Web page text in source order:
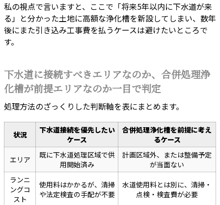
私の視点で言いますと、ここで「将来5年以内に下水道が来
る」と分かった土地に高額な浄化槽を新設してしまい、数年
後にまた引き込み工事費を払うケースは避けたいところで
す。
下水道に接続すべきエリアなのか、合併処理浄
化槽が前提エリアなのか一目で判定
処理方法のざっくりした判断軸を表にまとめます。
状況
下水道接続を優先したい
ケース
合併処理浄化槽を前提に考え
るケース
エリア
既に下水道処理区域で供
用開始済み
計画区域外、または整備予定
が当面ない
ランニ
ングコ
スト
使用料はかかるが、清掃
や法定検査の手配が不要
水道使用料とは別に、清掃・
点検・検査費が必要